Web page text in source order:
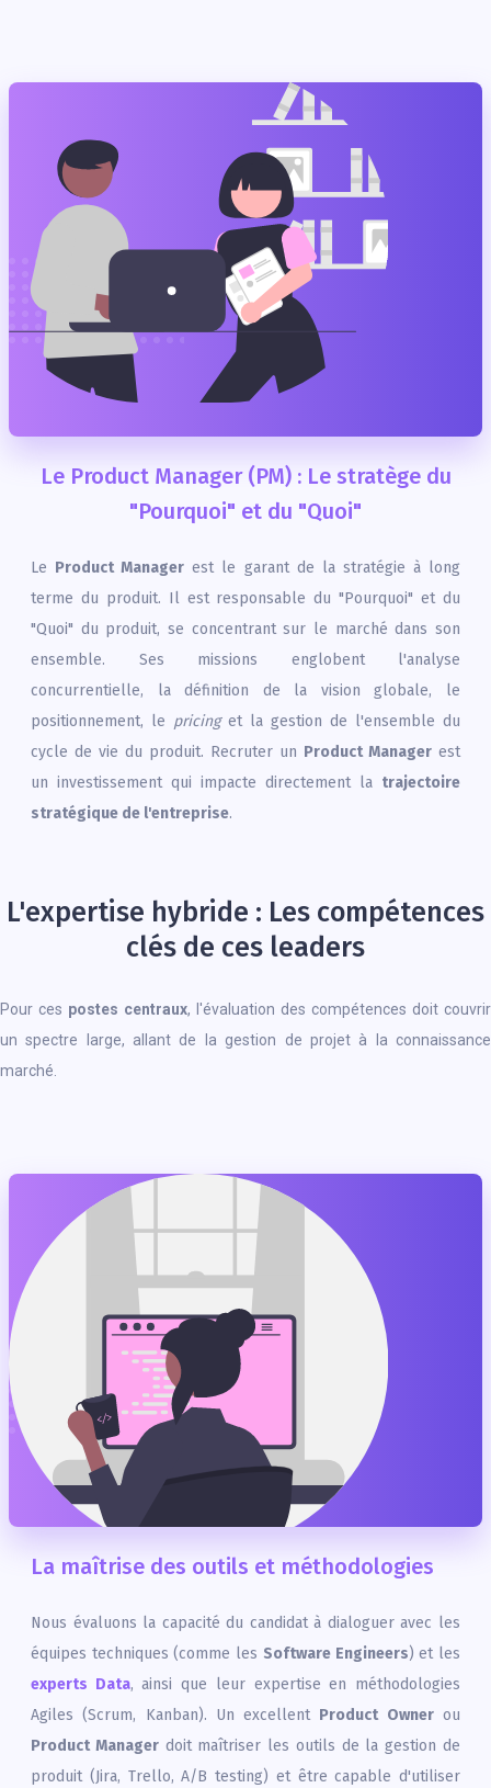
Le Product Manager (PM) : Le stratège du
"Pourquoi" et du "Quoi"
Le Product Manager est le garant de la stratégie à long
terme du produit. Il est responsable du "Pourquoi" et du
"Quoi" du produit, se concentrant sur le marché dans son
ensemble. Ses missions englobent l'analyse
concurrentielle, la définition de la vision globale, le
positionnement, le pricinget la gestion de l'ensemble du
cycle de vie du produit. Recruter un Product Manager est
un investissement qui impacte directement la trajectoire
stratégique de l'entreprise.
L'expertise hybride : Les compétences
clés de ces leaders
Pour ces postes centraux, l'évaluation des compétences doit couvrir
un spectre large, allant de la gestion de projet à la connaissance
marché.
La maîtrise des outils et méthodologies
Nous évaluons la capacité du candidat à dialoguer avec les
équipes techniques (comme les Software Engineers) et les
experts Data, ainsi que leur expertise en méthodologies
Agiles (Scrum, Kanban). Un excellent Product Ownerou
Product Managerdoit maîtriser les outils de la gestion de
produit (Jira, Trello, A/B testing) et être capable d'utiliser